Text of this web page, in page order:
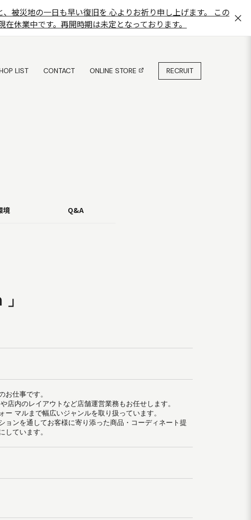
被災地の一日も早い復旧を 心よりお祈り申し上げます。 この
休業中です。再開時期は未定となっております。
×
LIST
CONTACT
ONLINE STORE
RECRUIT
境 Q&A
お仕事です。
店内のレイアウトなど店舗運営業務もお任せします。
マルまで幅広いジャンルを取り扱っています。
ンを通してお客様に寄り添った商品・コーディネート提
しています。